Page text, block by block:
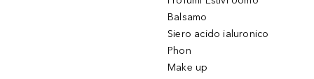
Balsamo
Siero acido ialuronico
Phon
Make up